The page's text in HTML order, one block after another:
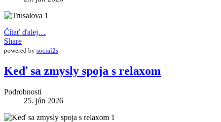
Čítať ďalej…
Share
powered by social2s
Keď sa zmysly spoja s relaxom
Podrobnosti
25. jún 2026